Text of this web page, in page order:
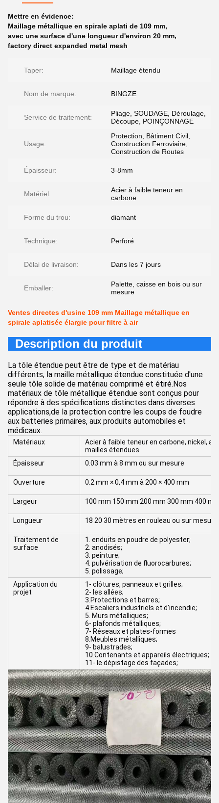
Mettre en évidence:
Maillage métallique en spirale aplati de 109 mm,
avec une surface d'une longueur d'environ 20 mm,
factory direct expanded metal mesh
Taper: Maillage étendu
Nom de marque: BINGZE
Service de traitement:
Pliage, SOUDAGE, Déroulage,
Découpe, POINÇONNAGE
Usage:
Protection, Bâtiment Civil,
Construction Ferroviaire,
Construction de Routes
Épaisseur: 3-8mm
Matériel:
Acier à faible teneur en
carbone
Forme du trou: diamant
Technique: Perforé
Délai de livraison: Dans les 7 jours
Emballer:
Palette, caisse en bois ou sur
mesure
Ventes directes d'usine 109 mm Maillage métallique en
spirale aplatisée élargie pour filtre à air
Description du produit
La tôle étendue peut être de type et de matériau
différents, la maille métallique étendue constituée d'une
seule tôle solide de matériau comprimé et étiré.Nos
matériaux de tôle métallique étendue sont conçus pour
répondre à des spécifications distinctes dans diverses
applications,de la protection contre les coups de foudre
aux batteries primaires, aux produits automobiles et
médicaux.
Matériaux
Acier à faible teneur en carbone, nickel,
mailles étendues
Épaisseur
0.03 mm à 8 mm ou sur mesure
Ouverture 0.2 mm × 0,4 mm à 200 × 400 mm
Largeur 100 mm 150 mm 200 mm 300 mm 400
Longueur 18 20 30 mètres en rouleau ou sur mesure
Traitement de
surface
1. enduits en poudre de polyester;
2. anodisés;
3. peinture;
4. pulvérisation de fluorocarbures;
5. polissage;
Application du
projet
1- clôtures, panneaux et grilles;
2- les allées;
3.Protections et barres;
4.Escaliers industriels et d'incendie;
5. Murs métalliques;
6- plafonds métalliques;
7- Réseaux et plates-formes
8.Meubles métalliques;
9- balustrades;
10.Contenants et appareils électriques;
11- le dépistage des façades;